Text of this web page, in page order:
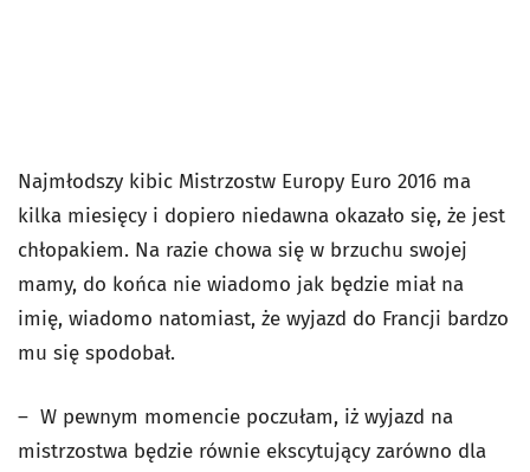
Najmłodszy kibic Mistrzostw Europy Euro 2016 ma
kilka miesięcy i dopiero niedawna okazało się, że jest
chłopakiem. Na razie chowa się w brzuchu swojej
mamy, do końca nie wiadomo jak będzie miał na
imię, wiadomo natomiast, że wyjazd do Francji bardzo
mu się spodobał.
– W pewnym momencie poczułam, iż wyjazd na
mistrzostwa będzie równie ekscytujący zarówno dla